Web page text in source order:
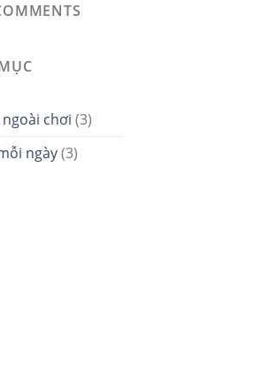
chơi (3)
ngày(3)